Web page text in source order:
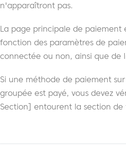
n'apparaîtront pas.
La page principale de paiement
fonction des paramètres de
connectée ou non, ainsi que
Si une méthode de paiement
groupée est payé, vous devez
Section] entourent la section